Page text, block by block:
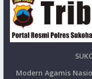
Modern Agamis